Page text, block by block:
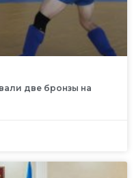
две бронзы на